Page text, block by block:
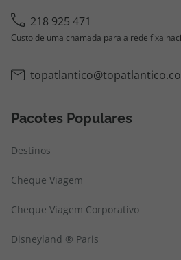
218 925 471
Custo de uma chamada para a rede fixa
Pacotes Populares
Destinos
Cheque Viagem
Cheque Viagem Corporativo
Disneyland ® Paris